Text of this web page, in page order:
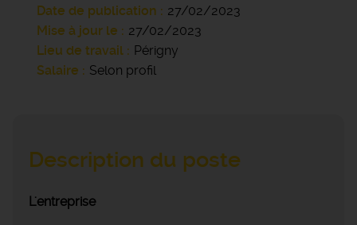
Date de publication
27/02/2023
Mise à jour le
27/02/2023
Lieu de travail
Périgny
Salaire
Selon profil
Description du poste
L'entreprise